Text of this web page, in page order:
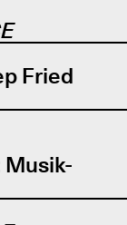
Fried